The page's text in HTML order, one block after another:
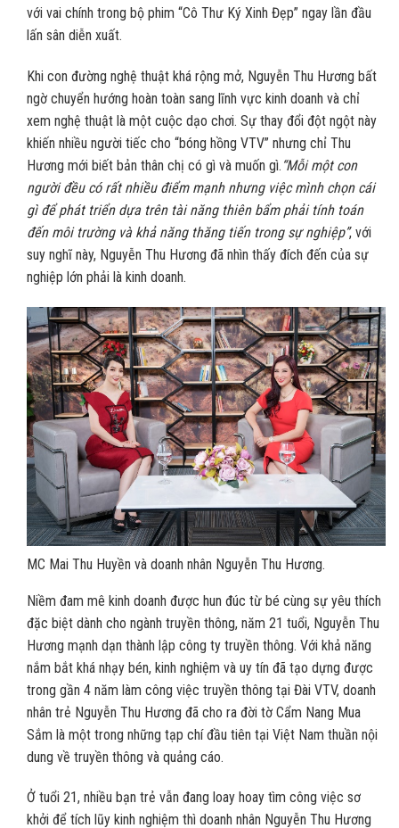
với vai chính trong bộ phim “Cô Thư Ký Xinh Đẹp” ngay lần đầu
lấn sân diễn xuất.
Khi con đường nghệ thuật khá rộng mở, Nguyễn Thu Hương bất
ngờ chuyển hướng hoàn toàn sang lĩnh vực kinh doanh và chỉ
xem nghệ thuật là một cuộc dạo chơi. Sự thay đổi đột ngột này
khiến nhiều người tiếc cho “bóng hồng VTV” nhưng chỉ Thu
Hương mới biết bản thân chị có gì và muốn gì. “Mỗi một con
người đều có rất nhiều điểm mạnh nhưng việc mình chọn cái
gì để phát triển dựa trên tài năng thiên bẩm phải tính toán
đến môi trường và khả năng thăng tiến trong sự nghiệp”, với
suy nghĩ này, Nguyễn Thu Hương đã nhìn thấy đích đến của sự
nghiệp lớn phải là kinh doanh.
MC Mai Thu Huyền và doanh nhân Nguyễn Thu Hương.
Niềm đam mê kinh doanh được hun đúc từ bé cùng sự yêu thích
đặc biệt dành cho ngành truyền thông, năm 21 tuổi, Nguyễn Thu
Hương mạnh dạn thành lập công ty truyền thông. Với khả năng
nắm bắt khá nhạy bén, kinh nghiệm và uy tín đã tạo dựng được
trong gần 4 năm làm công việc truyền thông tại Đài VTV, doanh
nhân trẻ Nguyễn Thu Hương đã cho ra đời tờ Cẩm Nang Mua
Sắm là một trong những tạp chí đầu tiên tại Việt Nam thuần nội
dung về truyền thông và quảng cáo.
Ở tuổi 21, nhiều bạn trẻ vẫn đang loay hoay tìm công việc sơ
khởi để tích lũy kinh nghiệm thì doanh nhân Nguyễn Thu Hương